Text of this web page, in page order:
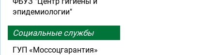
эпидемиологии"
Социальные службы
ГУП «Моссоцгарантия»